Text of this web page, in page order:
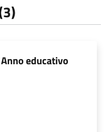
educativo